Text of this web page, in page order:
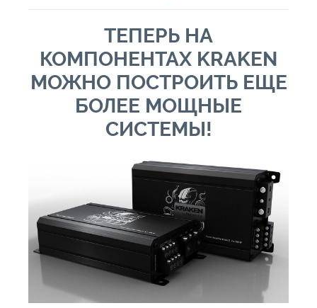
ТЕПЕРЬ НА
КОМПОНЕНТАХ KRAKEN
МОЖНО ПОСТРОИТЬ ЕЩЕ
БОЛЕЕ МОЩНЫЕ
СИСТЕМЫ!